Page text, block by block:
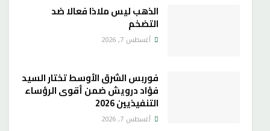
الذهب ليس ملاذا فعالا ضد
التضخم
أغسطس 7, 2026
فوربس الشرق الأوسط تختار السيد
فؤاد درويش ضمن أقوى الرؤساء
التنفيذيين 2026
أغسطس 7, 2026